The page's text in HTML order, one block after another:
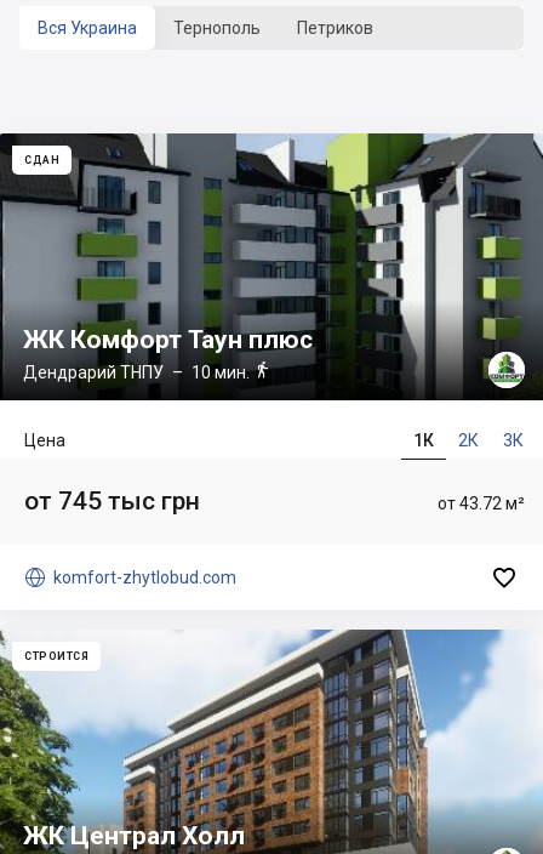
Вся Украина Тернополь Петриков
СДАН
ЖК Комфорт Таун плюс
Дендрарий ТНПУ – 10 мин.
1К 2К 3К
Цена
от 43.72 м²
от 745 тыс грн
 komfort-zhytlobud.com 
СТРОИТСЯ
ЖК Централ Холл